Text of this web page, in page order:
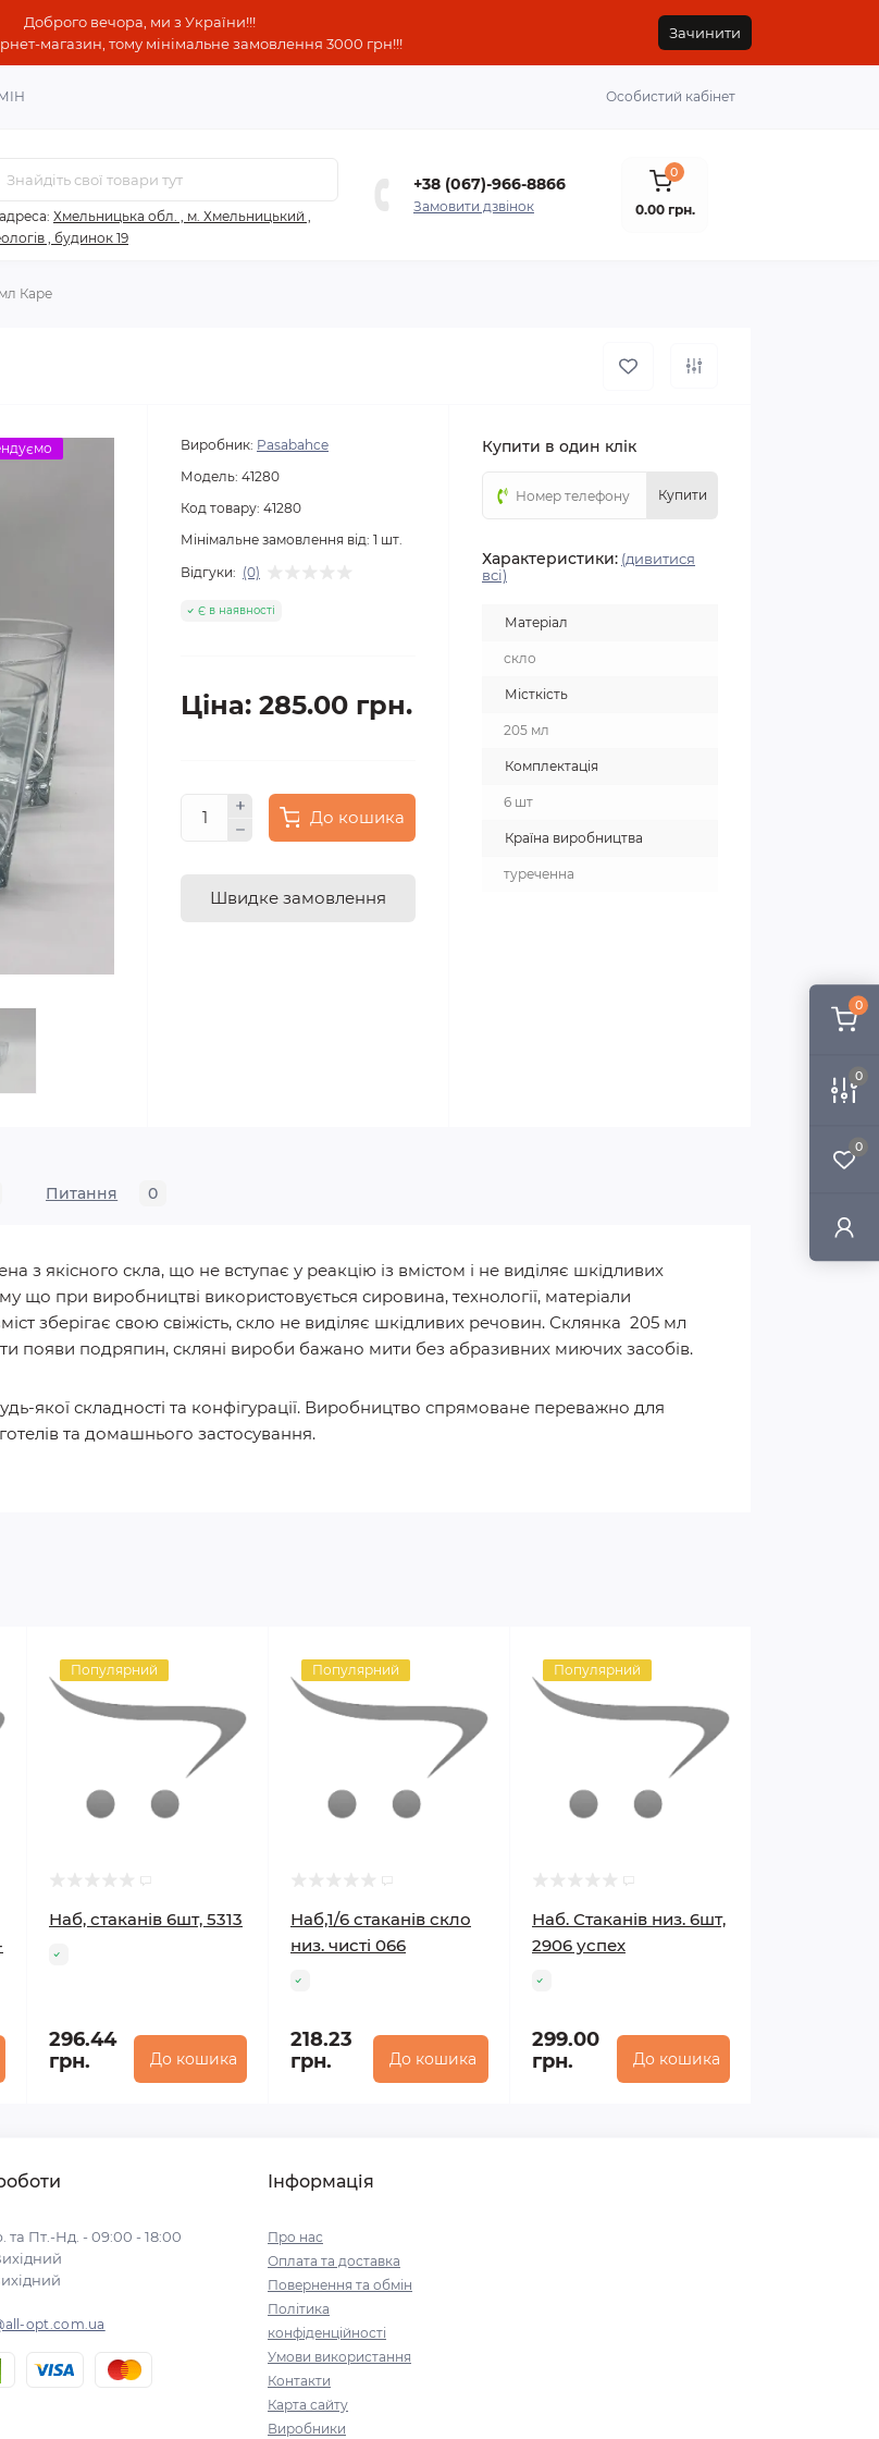
0
0
0
Доброго вечора, ми з України!!!
магазин, тому мінімальне замовлення 3000 грн!!!
Зачинити
Особистий кабінет
Хмельницька обл. , м. Хмельницький ,
, будинок 19
+38 (067)-966-8866
Замовити дзвінок
0
0.00 грн.
Каре
Виробник: Pasabahce
Модель: 41280
Код товару: 41280
Мінімальне замовлення від: 1 шт.
Відгуки: (0)
Є в наявності
Ціна: 285.00 грн.
До кошика
Швидке замовлення
Купити в один клік
Купити
Характеристики: (дивитися
всі)
Матеріал
скло
Місткість
205 мл
Комплектація
6 шт
Країна виробництва
туреченна
Питання 0
з якісного скла, що не вступає у реакцію із вмістом і не виділяє шкідливих
що при виробництві використовується сировина, технології, матеріали
зберігає свою свіжість, скло не виділяє шкідливих речовин. Склянка 205 мл
появи подряпин, скляні вироби бажано мити без абразивних миючих засобів.
якої складності та конфігурації. Виробництво спрямоване переважно для
та домашнього застосування.
Популярний
Наб, стаканів 6шт, 5313
296.44
грн.
До кошика
Популярний
Наб,1/6 стаканів скло
низ. чисті 066
218.23
грн.
До кошика
Популярний
Наб. Стаканів низ. 6шт,
2906 успех
299.00
грн.
До кошика
та Пт.-Нд. - 09:00 - 18:00
opt.com.ua
Інформація
Про нас
Оплата та доставка
Повернення та обмін
Політика
конфіденційності
Умови використання
Контакти
Карта сайту
Виробники